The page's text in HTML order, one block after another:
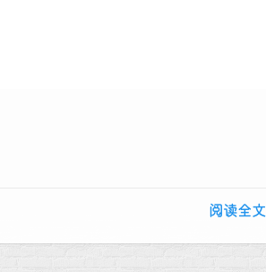
阅读全文